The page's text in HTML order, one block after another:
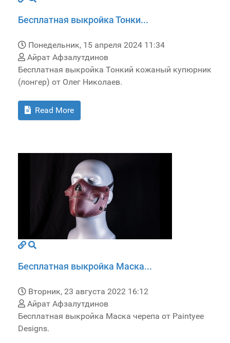
Бесплатная выкройка Тонки...
Понедельник, 15 апреля 2024 11:34
Айрат Афзалутдинов
Бесплатная выкройка Тонкий кожаный купюрник
(лонгер) от Олег Николаев.
Read More
Бесплатная выкройка Маска...
Вторник, 23 августа 2022 16:12
Айрат Афзалутдинов
Бесплатная выкройка Маска черепа от Paintyee
Designs.